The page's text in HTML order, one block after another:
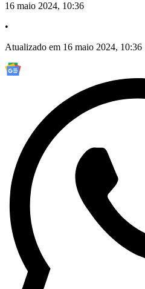
16 maio 2024, 10:36
•
Atualizado em 16 maio 2024, 10:36